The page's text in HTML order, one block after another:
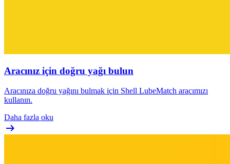
Aracınız için doğru yağı bulun
Aracınıza doğru yağını bulmak için Shell LubeMatch aracımızı
kullanın.
Daha fazla oku